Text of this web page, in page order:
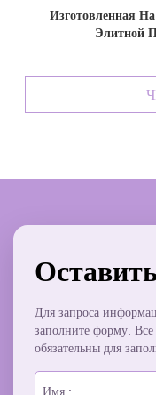
Изготовленная
Элитной
Для запроса
заполните форму. Все
обязательны для